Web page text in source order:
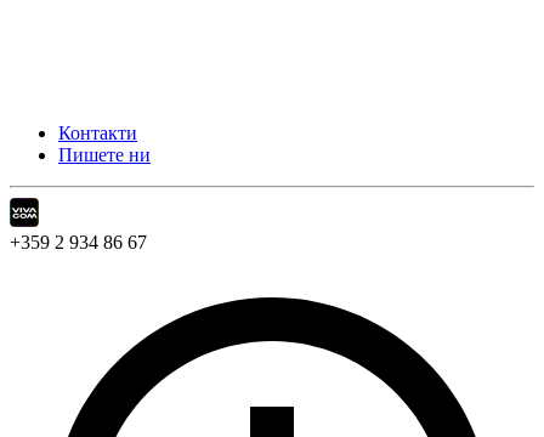
Контакти
Пишете ни
+359 2 934 86 67